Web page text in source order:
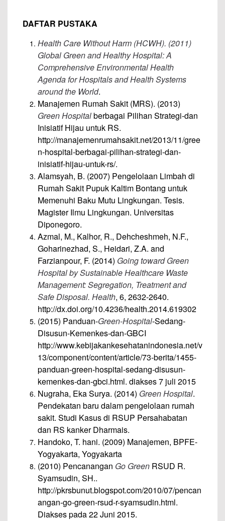
DAFTAR PUSTAKA
Health Care Without Harm (HCWH). (2011)
Global Green and Healthy Hospital: A
Comprehensive Environmental Health
Agenda for Hospitals and Health Systems
around the World.
Manajemen Rumah Sakit (MRS). (2013)
Green Hospitalberbagai Pilihan Strategi-dan
Inisiatif Hijau untuk RS.
http://manajemenrumahsakit.net/2013/11/gree
n-hospital-berbagai-pilihan-strategi-dan-
inisiatif-hijau-untuk-rs/.
Alamsyah, B. (2007) Pengelolaan Limbah di
Rumah Sakit Pupuk Kaltim Bontang untuk
Memenuhi Baku Mutu Lingkungan. Tesis.
Magister Ilmu Lingkungan. Universitas
Diponegoro.
Azmal, M., Kalhor, R., Dehcheshmeh, N.F.,
Goharinezhad, S., Heidari, Z.A. and
Farzianpour, F. (2014) Going toward Green
Hospital by Sustainable Healthcare Waste
Management: Segregation, Treatment and
Safe Disposal. Health, 6, 2632-2640.
http://dx.doi.org/10.4236/health.2014.619302
(2015) Panduan-Green-Hospital-Sedang-
Disusun-Kemenkes-dan-GBCI
http://www.kebijakankesehatanindonesia.net/v
13/component/content/article/73-berita/1455-
panduan-green-hospital-sedang-disusun-
kemenkes-dan-gbci.html. diakses 7 juli 2015
Nugraha, Eka Surya. (2014) Green Hospital.
Pendekatan baru dalam pengelolaan rumah
sakit. Studi Kasus di RSUP Persahabatan
dan RS kanker Dharmais.
Handoko, T. hani. (2009) Manajemen, BPFE-
Yogyakarta, Yogyakarta
(2010) Pencanangan Go Green RSUD R.
Syamsudin, SH..
http://pkrsbunut.blogspot.com/2010/07/pencan
angan-go-green-rsud-r-syamsudin.html.
Diakses pada 22 Juni 2015.